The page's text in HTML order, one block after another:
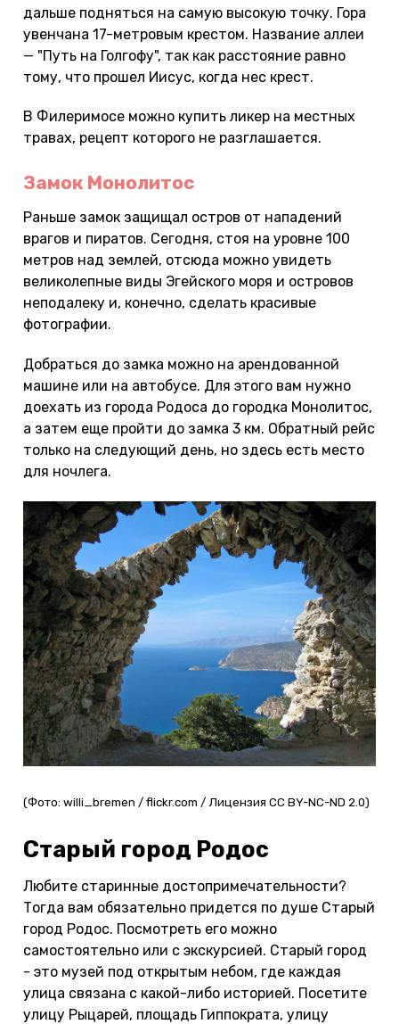
дальше подняться на самую высокую точку. Гора
увенчана 17-метровым крестом. Название аллеи
— "Путь на Голгофу", так как расстояние равно
тому, что прошел Иисус, когда нес крест.
В Филеримосе можно купить ликер на местных
травах, рецепт которого не разглашается.
Замок Монолитос
Раньше замок защищал остров от нападений
врагов и пиратов. Сегодня, стоя на уровне 100
метров над землей, отсюда можно увидеть
великолепные виды Эгейского моря и островов
неподалеку и, конечно, сделать красивые
фотографии.
Добраться до замка можно на арендованной
машине или на автобусе. Для этого вам нужно
доехать из города Родоса до городка Монолитос,
а затем еще пройти до замка 3 км. Обратный рейс
только на следующий день, но здесь есть место
для ночлега.
(Фото: willi_bremen / flickr.com / Лицензия CC BY-NC-ND 2.0)
Старый город Родос
Любите старинные достопримечательности?
Тогда вам обязательно придется по душе Старый
город Родос. Посмотреть его можно
самостоятельно или с экскурсией. Старый город
- это музей под открытым небом, где каждая
улица связана с какой-либо историей. Посетите
улицу Рыцарей, площадь Гиппократа, улицу